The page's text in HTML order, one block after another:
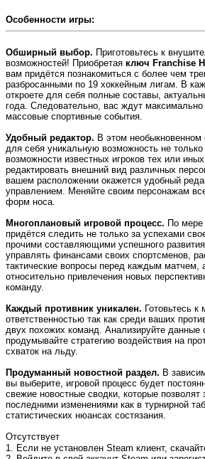
Особенности игры:
Обширный выбор. Приготовьтесь к
возможностей! Приобретая ключ Franchise
вам придётся познакомиться с более чем
разбросанными по 19 хоккейным лигам. В
откроете для себя полные составы,
года. Следовательно, вас ждут
массовые спортивные события.
Удобный редактор. В этом необыкновенном
для себя уникальную возможность не только
возможности известных игроков тех или
редактировать внешний вид различных
вашем расположении окажется удобный
управлением. Меняйте своим персонажам
форм носа.
Многоплановый игровой процесс. По мере
придётся следить не только за успехами
прочими составляющими успешного
управлять финансами своих спортсменов,
тактические вопросы перед каждым матчем,
относительно привлечения новых
команду.
Каждый противник уникален. Готовьтесь
ответственностью так как среди ваших
двух похожих команд. Анализируйте данные
продумывайте стратегию воздействия на
схваток на льду.
Продуманный новостной раздел. В
вы выберите, игровой процесс будет
свежие новостные сводки, которые позволят
последними изменениями как в турнирной
статистических нюансах состязания.
Отсутствует
1. Если не установлен Steam клиент,